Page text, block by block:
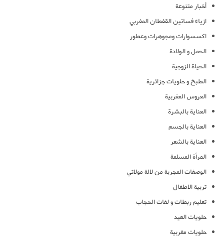
أخبار متنوعة
ازياء فساتين القفطان المغربي
اكسسوارات ومجوهرات وعطور
الحمل و الولادة
الحياة الزوجية
الطبخ و حلويات جزائرية
العروس المغربية
العناية بالبشرة
العناية بالجسم
العناية بالشعر
المرأة المسلمة
الوصفات المجربة من لالة مولاتي
تربية الاطفال
تعليم ربطات و لفات الحجاب
حلويات العيد
حلويات مغربية